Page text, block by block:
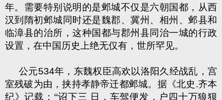
年。需要特别说明的是邺城不仅是六朝国都，从西
汉到隋初邺城同时还是魏郡、冀州、相州、邺县和
临漳县的治所，这种国都与郡州县同治一城的行政
设置，在中国历史上绝无仅有，世所罕见。
公元534年，东魏权臣高欢以洛阳久经战乱，宫
室残破为由，挟持孝静帝迁都邺城。据《北史 .齐本
纪》记载：“诏下三 日，车驾便发，户四十万狼狈